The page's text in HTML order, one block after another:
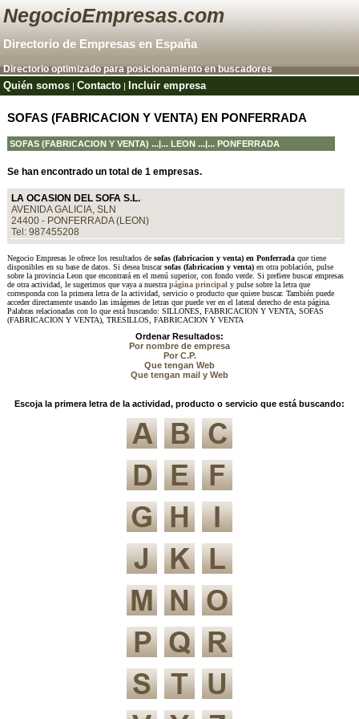
NegocioEmpresas.com
Directorio de Empresas en España
Directorio optimizado para posicionamiento en buscadores
Quién somos |Contacto Incluir empresa
SOFAS (FABRICACION Y VENTA) EN PONFERRADA
SOFAS (FABRICACION Y VENTA) ...|... LEON...|... PONFERRADA
Se han encontrado un total de 1 empresas.
LA OCASION DEL SOFA S.L.
AVENIDA GALICIA, SLN
24400 - PONFERRADA (LEON)
Tel: 987455208
Negocio Empresas le ofrece los resultados de sofas (fabricacion y venta) en Ponferradaque tiene
disponibles en su base de datos. Si desea buscarsofas (fabricacion y venta)en otra población, pulse
sobre la provincia Leon que encontrará en el menú superior, con fondo verde. Si prefiere buscar empresas
de otra actividad, le sugerimos que vaya a nuestra página principal y pulse sobre la letra que
corresponda con la primera letra de la actividad, servicio o producto que quiere buscar. También puede
acceder directamente usando las imágenes de letras que puede ver en el lateral derecho de esta página.
Palabras relacionadas con lo que está buscando: SILLONES, FABRICACION Y VENTA, SOFAS
(FABRICACION Y VENTA), TRESILLOS, FABRICACION Y VENTA
Ordenar Resultados:
Por nombre de empresa
Por C.P.
Que tengan Web
Que tengan mail y Web
Escoja la primera letra de la actividad, producto o servicio que está buscando: